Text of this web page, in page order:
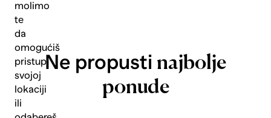
molimo
te
da
omogućiš
pristup
svojoj
lokaciji
ili
Ne propusti najbolje
ponude